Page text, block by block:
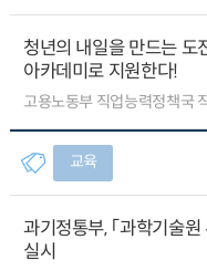
청년의 내일을 만드는 도
아카데미로 지원한다!
고용노동부 직업능력정책국
교육
과기정통부, 「과학기술
실시